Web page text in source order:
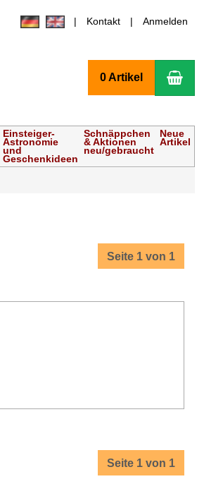
Kontakt Anmelden
0 Artikel
Einsteiger-
Astronomie
und
Geschenkideen
Schnäppchen
& Aktionen
neu/gebraucht
Neue
Artikel
Seite 1 von 1
Seite 1 von 1